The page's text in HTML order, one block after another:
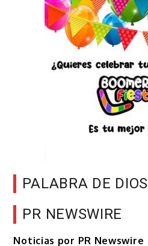
PALABRA DE DIOS
PR NEWSWIRE
Noticias por PR Newswire